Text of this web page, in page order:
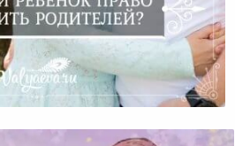
Не Любить Родителей?